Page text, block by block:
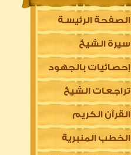
الصفحة الرئيسـة
سيرة الشيخ
إحصائيات بالجهود
تراجعات الشيخ
القرآن الكريم
الخطب المنبرية